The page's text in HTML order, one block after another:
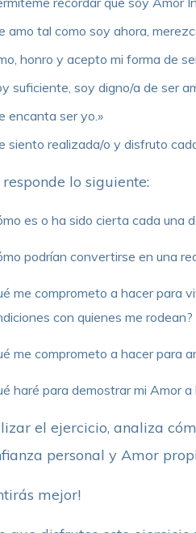
amo tal como soy ahora,
honro y acepto mi forma de
suficiente, soy digno/a de ser
encanta ser yo.»
siento realizada/o y disfruto
lo siguiente:
es o ha sido cierta cada una
podrían convertirse en una
me comprometo a hacer para
con quienes me rodean?
me comprometo a hacer para
haré para demostrar mi Amor a
el ejercicio, analiza
personal y Amor
mejor!